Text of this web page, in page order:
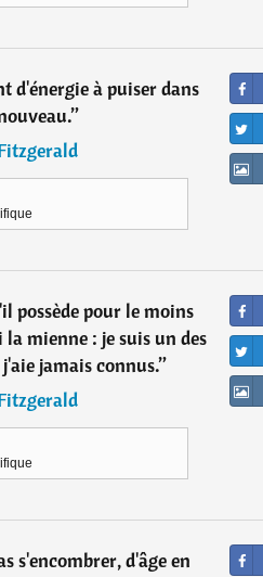
d'énergie à puiser dans
”
possède pour le moins
mienne : je suis un des
jamais connus.”
s'encombrer, d'âge en